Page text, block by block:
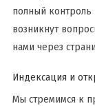
полный контроль
возникнут
нами через
Индексация и
Мы стремимся к